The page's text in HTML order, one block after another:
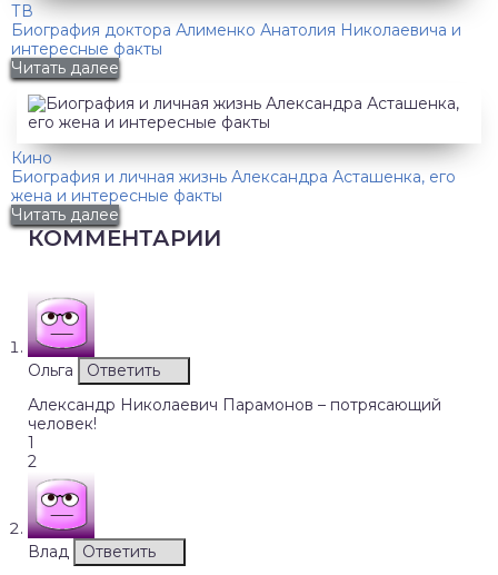
ТВ
Биография доктора Алименко Анатолия Николаевича и
интересные факты
Читать далее
Кино
Биография и личная жизнь Александра Асташенка, его
жена и интересные факты
Читать далее
КОММЕНТАРИИ
Ольга
Ответить
Александр Николаевич Парамонов – потрясающий
человек!
1
2
Влад
Ответить